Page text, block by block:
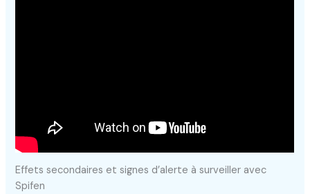
Effets secondaires et signes d’alerte à surveiller avec
Spifen